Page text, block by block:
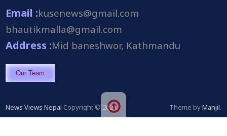
Email :kusenews@gmail.com
bhautikmalla@gmail.com
Address :Mid baneshwor, Kathmandu
Our Team
News Views Nepal Copyright © 2026. Theme byManjil.